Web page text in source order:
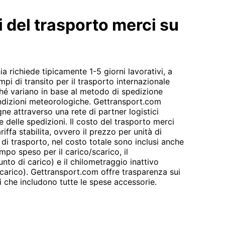
trasporto merci su
richiede tipicamente 1-5 giorni lavorativi, a
di transito per il trasporto internazionale
variano in base al metodo di spedizione
meteorologiche. Gettransport.com
attraverso una rete di partner logistici
delle spedizioni. Il costo del trasporto merci
stabilita, ovvero il prezzo per unità di
trasporto, nel costo totale sono inclusi anche
speso per il carico/scarico, il
di carico) e il chilometraggio inattivo
Gettransport.com offre trasparenza sui
includono tutte le spese accessorie.